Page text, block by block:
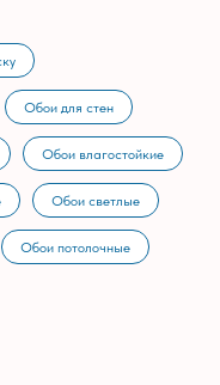
Обои для стен
Обои влагостойкие
Обои светлые
Обои потолочные